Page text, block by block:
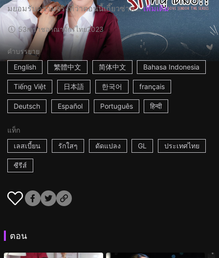
มยอมรับความจริงที่ว่าตอนนี้เกี๊ยวซ่าห... เพิ่มเติม
53mราชอาณาจักรไทย2023
คำบรรยาย
English
繁體中文 简体中文 Bahasa Indonesia
Tiếng Việt 日本語 한국어 français
Deutsch Español Português हिन्दी
แท็ก
เลสเบี้ยน
รักใสๆ ดัดแปลง GL ประเทศไทย
ซีรีส์
ตอน